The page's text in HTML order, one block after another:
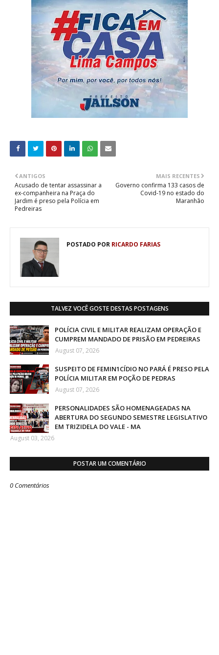
MAIS RECENTES
Governo confirma 133 casos de
Covid-19 no estado do
Maranhão
ANTIGOS
Acusado de tentar assassinar a
ex-companheira na Praça do
Jardim é preso pela Polícia em
Pedreiras
POSTADO POR RICARDO FARIAS
TALVEZ VOCÊ GOSTE DESTAS POSTAGENS
POLÍCIA CIVIL E MILITAR REALIZAM OPERAÇÃO E
CUMPREM MANDADO DE PRISÃO EM PEDREIRAS
August 07, 2026
SUSPEITO DE FEMIN1CÍDIO NO PARÁ É PRESO PELA
POLÍCIA MILITAR EM POÇÃO DE PEDRAS
August 07, 2026
PERSONALIDADES SÃO HOMENAGEADAS NA
ABERTURA DO SEGUNDO SEMESTRE LEGISLATIVO
EM TRIZIDELA DO VALE - MA
August 03, 2026
POSTAR UM COMENTÁRIO
0 Comentários